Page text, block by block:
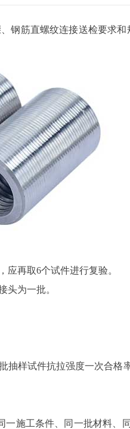
钢筋直螺纹连接送检要求
再取6个试件进行复验。
头为一批。
抽样试件抗拉强度一次合格
施工条件、同一批材料、